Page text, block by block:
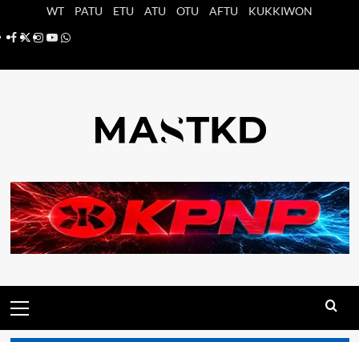
WT PATU ETU ATU OTU AFTU
KUKKIWON
Facebook
X Instagram
YouTube
Whatsapp
principal